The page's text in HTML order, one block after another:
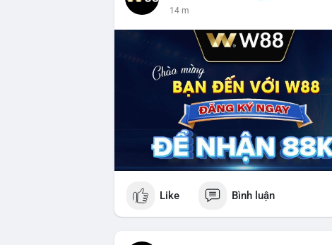
📰 Nguồn: CoinDesk
14 m
Like Bình luận